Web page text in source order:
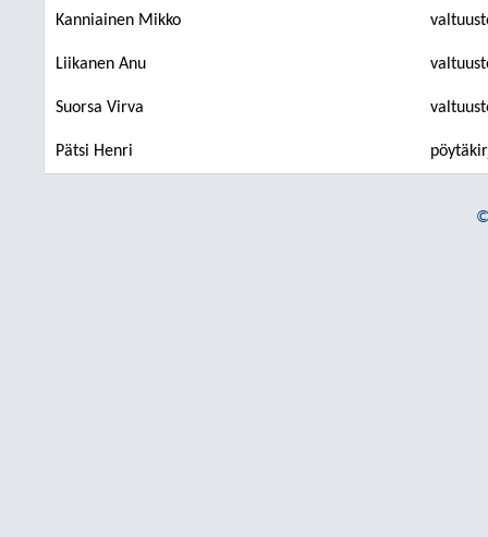
Kanniainen Mikko
Liikanen Anu
Suorsa Virva
Pätsi Henri